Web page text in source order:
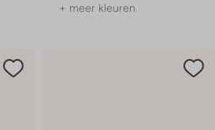
+ meer kleuren